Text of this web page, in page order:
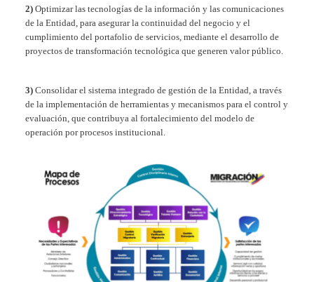
2) Optimizar las tecnologías de la información y las comunicaciones
de la Entidad, para asegurar la continuidad del negocio y el
cumplimiento del portafolio de servicios, mediante el desarrollo de
proyectos de transformación tecnológica que generen valor público.
3) Consolidar el sistema integrado de gestión de la Entidad, a través
de la implementación de herramientas y mecanismos para el control y
evaluación, que contribuya al fortalecimiento del modelo de
operación por procesos institucional.
Show larger version for: